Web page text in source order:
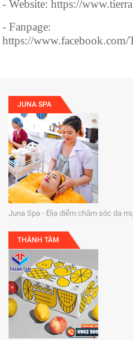
- Website: https://
- Fanpage:
https://
JUNA SPA
Juna Spa - Địa điểm chăm sóc da
THÀNH TÂM